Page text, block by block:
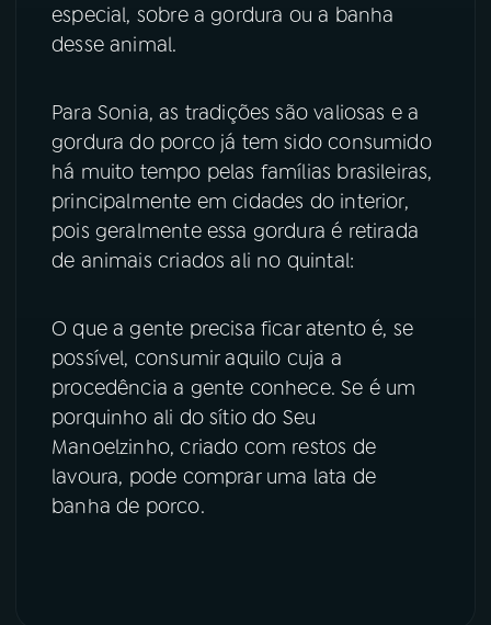
especial, sobre a gordura ou a banha
desse animal.
Para Sonia, as tradições são valiosas e a
gordura do porco já tem sido consumido
há muito tempo pelas famílias brasileiras,
principalmente em cidades do interior,
pois geralmente essa gordura é retirada
de animais criados ali no quintal:
O que a gente precisa ficar atento é, se
possível, consumir aquilo cuja a
procedência a gente conhece. Se é um
porquinho ali do sítio do Seu
Manoelzinho, criado com restos de
lavoura, pode comprar uma lata de
banha de porco.